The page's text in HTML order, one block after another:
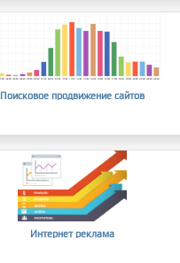
Поисковое продвижение сайтов
Интернет реклама